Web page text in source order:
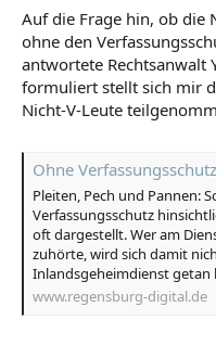
Auf die Frage hin, ob die
ohne den
antwortete Rechtsanwalt
formuliert stellt sich mir
Nicht-V-Leute
Ohne Verfassungsschutz
Pleiten, Pech und Pannen:
Verfassungsschutz
oft dargestellt. Wer am
zuhörte, wird sich damit
Inlandsgeheimdienst getan
www.regensburg-digital.de